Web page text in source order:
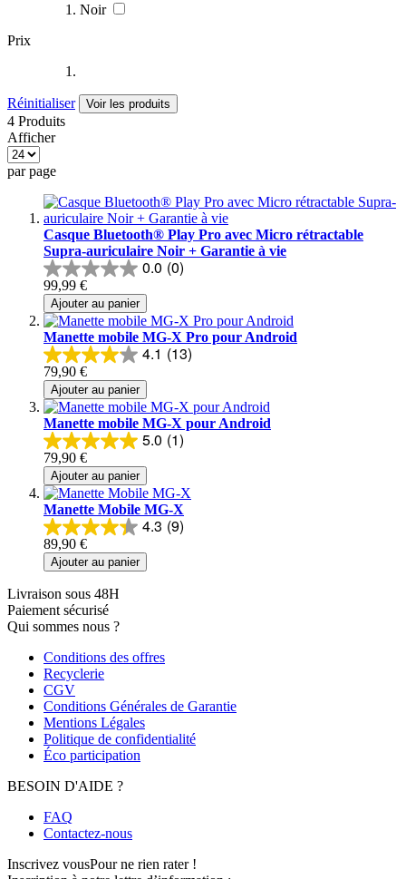
Noir
Prix
Réinitialiser Voir les produits
4 Produits
Afficher
par page
Casque Bluetooth® Play Pro avec Micro rétractable
Supra-auriculaire Noir + Garantie à vie
0.0 (0)
99,99 €
Ajouter au panier
Manette mobile MG-X Pro pour Android
4.1 (13)
79,90 €
Ajouter au panier
Manette mobile MG-X pour Android
5.0 (1)
79,90 €
Ajouter au panier
Manette Mobile MG-X
4.3 (9)
89,90 €
Ajouter au panier
Livraison sous 48H
Paiement sécurisé
Qui sommes nous ?
Conditions des offres
Recyclerie
CGV
Conditions Générales de Garantie
Mentions Légales
Politique de confidentialité
Éco participation
BESOIN D'AIDE ?
FAQ
Contactez-nous
Inscrivez vousPour ne rien rater !